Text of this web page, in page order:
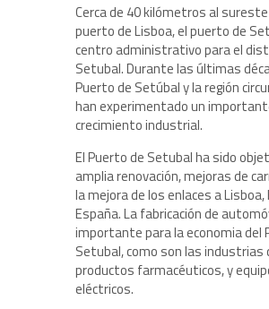
Cerca de 40 kilómetros al
puerto de Lisboa, el puerto de
centro administrativo para el
Setubal. Durante las últimas
Puerto de Setúbal y la región
han experimentado un
crecimiento industrial.
El Puerto de Setubal ha sido
amplia renovación, mejoras de
la mejora de los enlaces a Lisboa,
España. La fabricación de
importante para la economia del
Setubal, como son las industrias
productos farmacéuticos, y
eléctricos.